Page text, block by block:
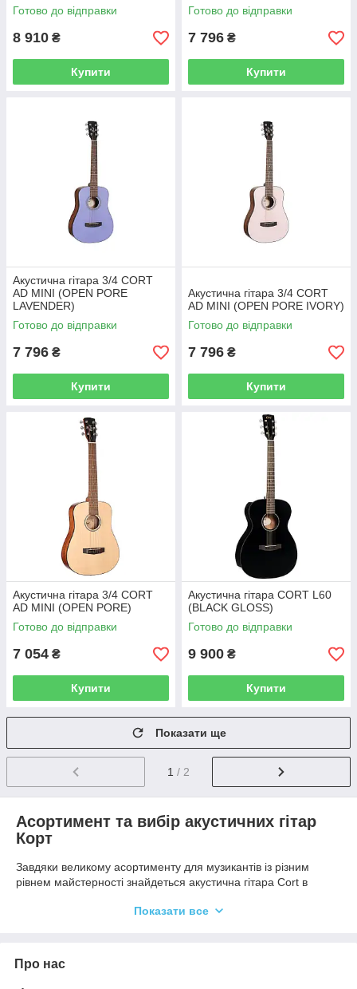
Готово до відправки
8 910 ₴
Купити
Готово до відправки
7 796 ₴
Купити
Акустична гітара 3/4 CORT
AD MINI (OPEN PORE
LAVENDER)
Готово до відправки
7 796 ₴
Купити
Акустична гітара 3/4 CORT
AD MINI (OPEN PORE IVORY)
Готово до відправки
7 796 ₴
Купити
Акустична гітара 3/4 CORT
AD MINI (OPEN PORE)
Готово до відправки
7 054 ₴
Купити
Акустична гітара CORT L60
(BLACK GLOSS)
Готово до відправки
9 900 ₴
Купити
Показати ще
1 / 2
Асортимент та вибір акустичних гітар
Корт
Завдяки великому асортименту для музикантів із різним
рівнем майстерності знайдеться акустична гітара Cort в
Компанія застосовує особливу технологію обробки дерева,
з підвищеною вологістю.
Показати все
Про нас